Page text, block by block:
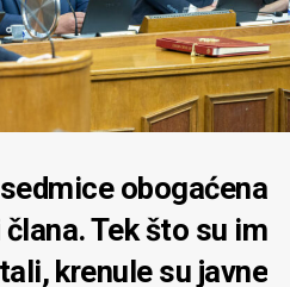
obogaćena
Tek što su im
krenule su javne